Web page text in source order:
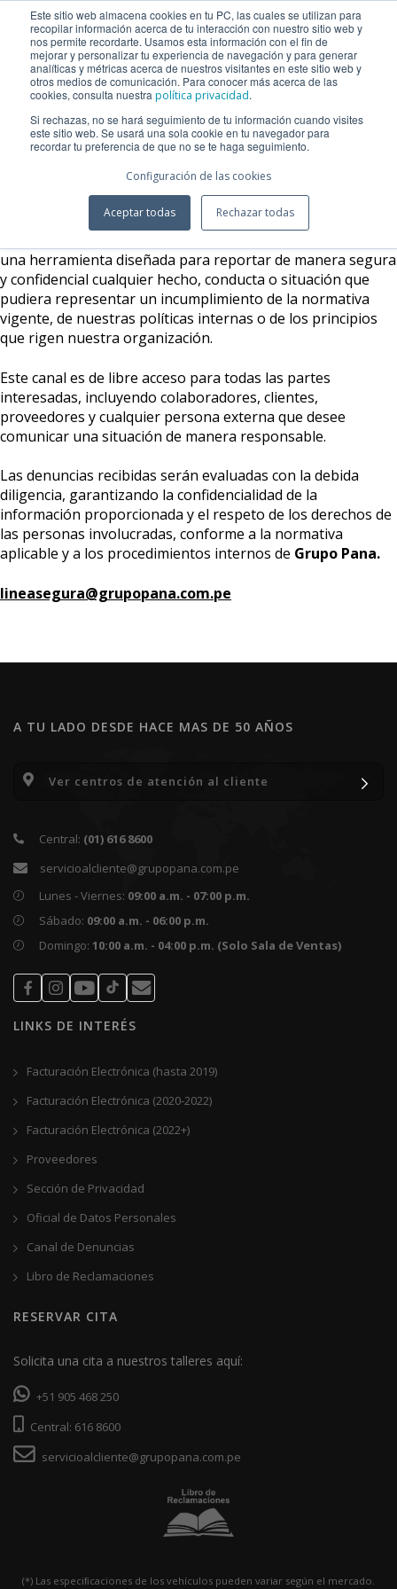
Este sitio web almacena cookies en tu PC, las cuales se utilizan para
recopilar información acerca de tu interacción con nuestro sitio web y
nos permite recordarte. Usamos esta información con el fin de
mejorar y personalizar tu experiencia de navegación y para generar
analíticas y métricas acerca de nuestros visitantes en este sitio web y
otros medios de comunicación. Para conocer más acerca de las
cookies, consulta nuestra política privacidad.
Si rechazas, no se hará seguimiento de tu información cuando visites
este sitio web. Se usará una sola cookie en tu navegador para
recordar tu preferencia de que no se te haga seguimiento.
Configuración de las cookies
Aceptar todas Rechazar todas
PORTAL DE DENUNCIAS
Grupo Panapromovemos una cultura de integridad,
ética y transparencia en el desarrollo de nuestras
una herramienta diseñada para reportar de manera segura
y confidencial cualquier hecho, conducta o situación que
pudiera representar un incumplimiento de la normativa
vigente, de nuestras políticas internas o de los principios
que rigen nuestra organización.
Este canal es de libre acceso para todas las partes
interesadas, incluyendo colaboradores, clientes,
proveedores y cualquier persona externa que desee
comunicar una situación de manera responsable.
Las denuncias recibidas serán evaluadas con la debida
diligencia, garantizando la confidencialidad de la
información proporcionada y el respeto de los derechos de
las personas involucradas, conforme a la normativa
aplicable y a los procedimientos internos de Grupo Pana.
lineasegura@grupopana.com.pe
A TU LADO DESDE HACE MAS DE 50 AÑOS
Ver centros de atención al cliente
Surco - Av. Alfredo Benavides 3872
Surquillo - Av. República de Panamá 4546
La Victoria - Av. Iquitos 217 (Tienda de repuestos)
Moquegua - Sector Samegua, Av. Andrés Avelino Cáceres
S/N
Central: (01) 616 8600
servicioalcliente@grupopana.com.pe
Lunes - Viernes: 09:00 a.m. - 07:00 p.m.
Sábado: 09:00 a.m. - 06:00 p.m.
Domingo: 10:00 a.m. - 04:00 p.m. (Solo Sala de Ventas)
LINKS DE INTERÉS
Facturación Electrónica (hasta 2019)
Facturación Electrónica (2020-2022)
Facturación Electrónica (2022+)
Proveedores
Sección de Privacidad
Oficial de Datos Personales
Canal de Denuncias
Libro de Reclamaciones
RESERVAR CITA
Solicita una cita a nuestros talleres aquí:
+51 905 468 250
Central: 616 8600
servicioalcliente@grupopana.com.pe
(*) Las especiﬁcaciones de los vehículos pueden variar según el mercado.